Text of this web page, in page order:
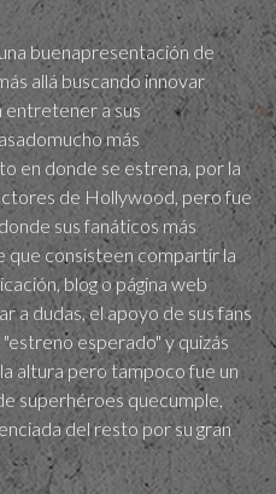
buenapresentación de
allá buscando innovar
entretener a sus
más
en donde se estrena, por la
de Hollywood, pero fue
sus fanáticos más
que consisteen compartir la
blog o página web
a dudas, el apoyo de sus fans
esperado" y quizás
altura pero tampoco fue un
superhéroes quecumple,
del resto por su gran